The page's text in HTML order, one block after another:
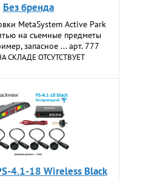
Без бренда
MetaSystem Active Park
на съемные предметы
запасное ... арт. 777
СКЛАДЕ ОТСУТСТВУЕТ
4.1-18 Wireless Black